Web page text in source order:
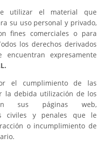
utilizar el material que
su uso personal y privado,
fines comerciales o para
los derechos derivados
expresamente
el cumplimiento de las
la debida utilización de los
sus páginas web,
civiles y penales que le
o incumplimiento de